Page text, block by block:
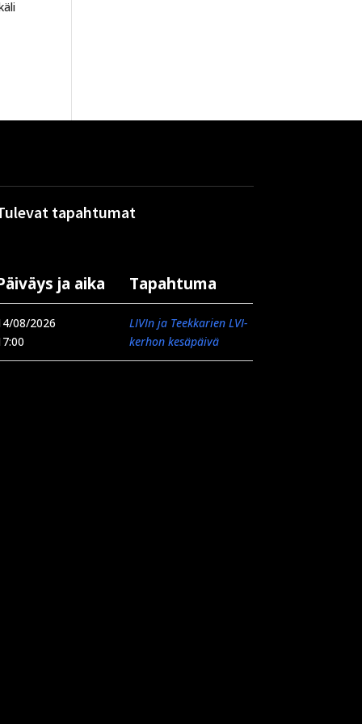
tapahtumat
ja aika Tapahtuma
08/2026
LIVIn ja Teekkarien LVI-
kerhon kesäpäivä